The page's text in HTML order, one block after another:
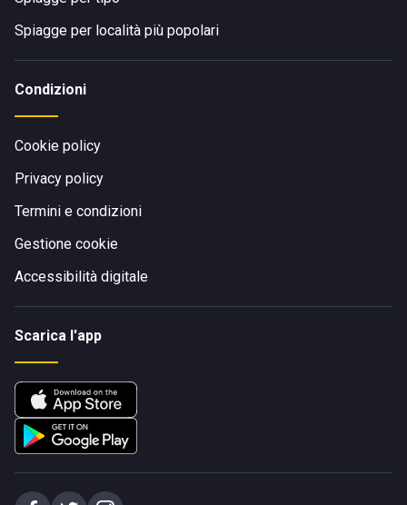
Spiagge per località più popolari
Condizioni
Cookie policy
Privacy policy
Termini e condizioni
Gestione cookie
Accessibilità digitale
Scarica l'app